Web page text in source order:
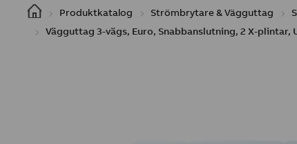
Produktkatalog Strömbrytare & Vägguttag
Vägguttag 3-vägs, Euro, Snabbanslutning, 2 X-plintar,